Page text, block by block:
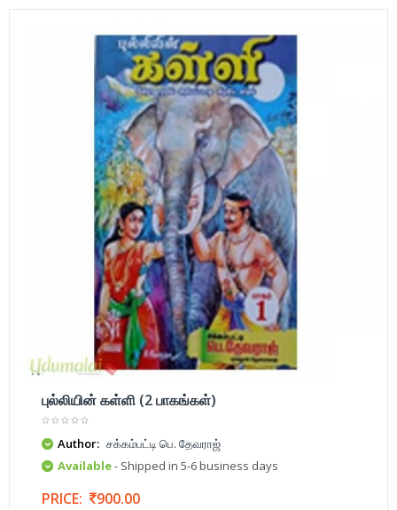
புல்லியின் கள்ளி (2 பாகங்கள்)
Author: சக்கம்பட்டி பெ. தேவராஜ்
Available- Shipped in 5-6 business days
PRICE: 900.00